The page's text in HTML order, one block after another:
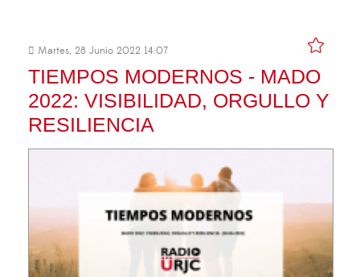
Martes, 28 Junio 2022 14:07
TIEMPOS MODERNOS - MADO
2022: VISIBILIDAD, ORGULLO Y
RESILIENCIA